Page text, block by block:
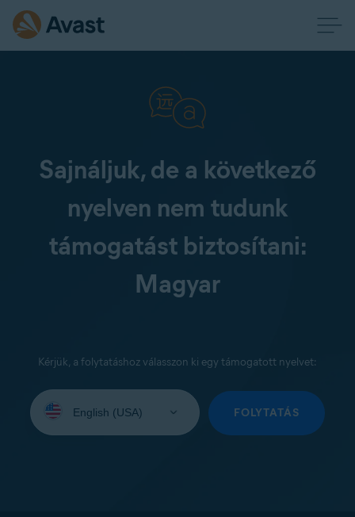
Sajnáljuk, de a következő
nyelven nem tudunk
támogatást biztosítani:
Magyar
Kérjük, a folytatáshoz válasszon ki egy támogatott nyelvet:
your
FOLYTATÁS